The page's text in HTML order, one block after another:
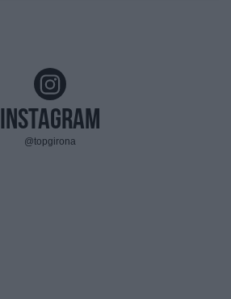
Instagram
@topgirona